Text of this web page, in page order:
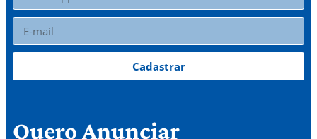
Cadastrar
Quero Anunciar